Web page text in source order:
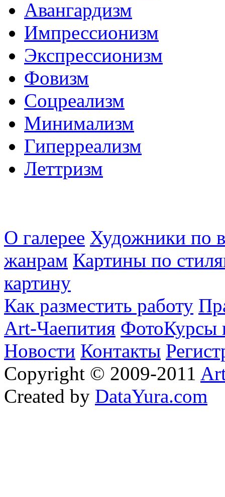
Авангардизм
Импрессионизм
Экспрессионизм
Фовизм
Соцреализм
Минимализм
Гиперреализм
Леттризм
О галерее Художники по
жанрам Картины по
картину
Как разместить работу
Art-Чаепития ФотоКурсы
Новости Контакты
Copyright © 2009-2011
Created by DataYura.com